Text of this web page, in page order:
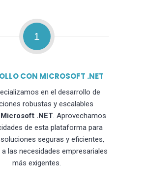
1
CON MICROSOFT .NET
en el desarrollo de
robustas y escalables
Microsoft .NET. Aprovechamos
de esta plataforma para
seguras y eficientes,
las necesidades empresariales
más exigentes.